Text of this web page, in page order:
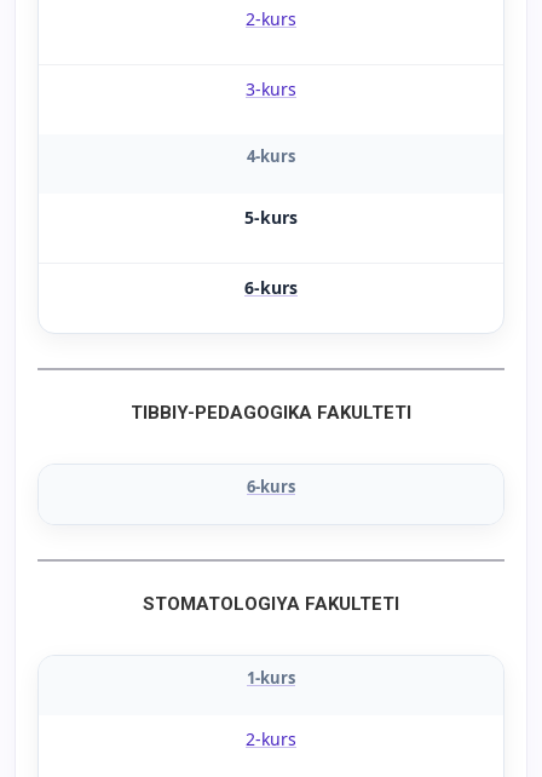
2-kurs
3-kurs
4-kurs
5-kurs
6-kurs
TIBBIY-PEDAGOGIKA FAKULTETI
6-kurs
STOMATOLOGIYA FAKULTETI
1-kurs
2-kurs